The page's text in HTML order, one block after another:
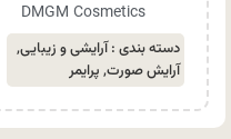
DMGM Cosmetics
دسته بندی :آرایشی و زیبایی,
آرایش صورت, پرایمر